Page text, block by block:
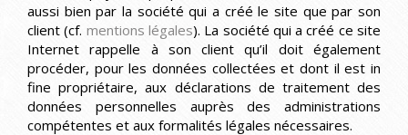
aussi bien par la société qui a créé le site que par son
client (cf. mentions légales). La société qui a créé ce site
Internet rappelle à son client qu’il doit également
procéder, pour les données collectées et dont il est in
fine propriétaire, aux déclarations de traitement des
données personnelles auprès des administrations
compétentes et aux formalités légales nécessaires.